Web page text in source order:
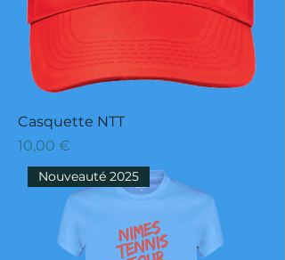
Casquette NTT
Prix
10,00 €
Nouveauté 2025